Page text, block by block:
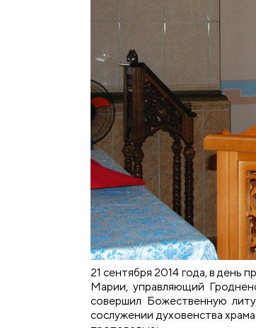
21 сентября 2014 года, в
Марии, управляющий
совершил Божественную
сослужении духовенства